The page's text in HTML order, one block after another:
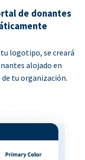
de donantes
tu logotipo, se creará
alojado en
tu organización.